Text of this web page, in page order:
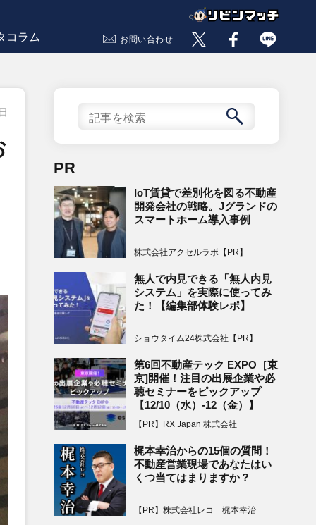
コラム お問い合わせ
PR
IoT賃貸で差別化を図る不動産
開発会社の戦略。Jグランドの
スマートホーム導入事例
株式会社アクセルラボ【PR】
無人で内見できる「無人内見
システム」を実際に使ってみ
た！【編集部体験レポ】
ショウタイム24株式会社【PR】
第6回不動産テック EXPO［東
京]開催！注目の出展企業や必
聴セミナーをピックアップ
【12/10（水）-12（金）】
【PR】RX Japan 株式会社
梶本幸治からの15個の質問！
不動産営業現場であなたはい
くつ当てはまりますか？
【PR】株式会社レコ 梶本幸治